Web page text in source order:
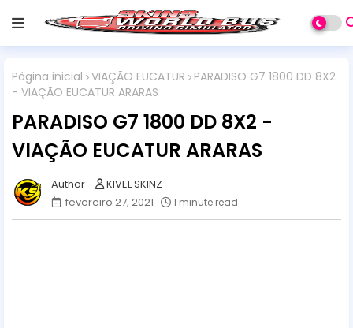
Página inicial VIAÇÃO EUCATUR
PARADISO G7 1800 DD 8X2
- VIAÇÃO EUCATUR ARARAS
PARADISO G7 1800 DD 8X2 -
VIAÇÃO EUCATUR ARARAS
KIVEL SKINZ
fevereiro 27, 2021
1 minute read